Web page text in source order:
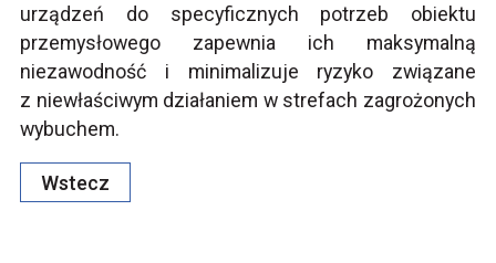
urządzeń do specyficznych potrzeb obiektu
przemysłowego zapewnia ich maksymalną
niezawodność i minimalizuje ryzyko związane
z niewłaściwym działaniem w strefach zagrożonych
wybuchem.
Wstecz